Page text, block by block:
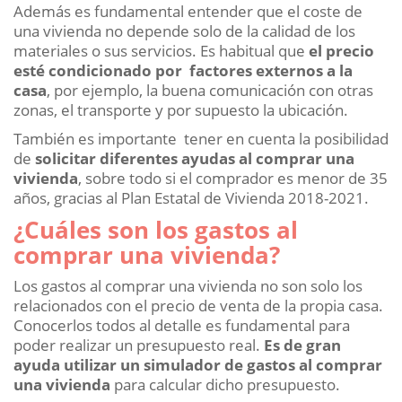
Además es fundamental entender que el coste de
una vivienda no depende solo de la calidad de los
materiales o sus servicios. Es habitual que el precio
esté condicionado por factores externos a la
casa, por ejemplo, la buena comunicación con otras
zonas, el transporte y por supuesto la ubicación.
También es importante tener en cuenta la posibilidad
de solicitar diferentes ayudas al comprar una
vivienda, sobre todo si el comprador es menor de 35
años, gracias al Plan Estatal de Vivienda 2018-2021.
¿Cuáles son los gastos al
comprar una vivienda?
Los gastos al comprar una vivienda no son solo los
relacionados con el precio de venta de la propia casa.
Conocerlos todos al detalle es fundamental para
poder realizar un presupuesto real. Es de gran
ayuda utilizar un simulador de gastos al comprar
una vivienda para calcular dicho presupuesto.